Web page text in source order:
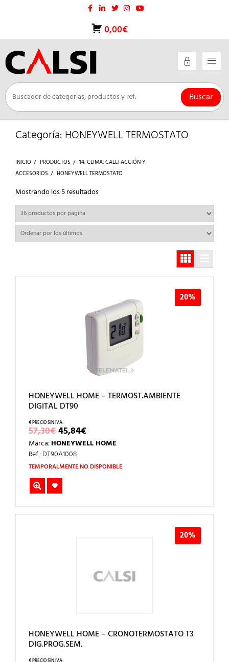
0,00€
Buscar
Categoría: HONEYWELL TERMOSTATO
INICIO PRODUCTOS
14. CLIMA, CALEFACCIÓN Y
ACCESORIOS
HONEYWELL TERMOSTATO
Mostrando los 5 resultadosOrdenado
por
últimos
20%
HONEYWELL HOME – TERMOST.AMBIENTE
DIGITAL DT90
57,30€EL
PRECIO
ORIGINAL
ERA:
57,30€.
45,84€EL
PRECIO
ACTUAL
45,84€.
Marca:HONEYWELL HOME
Ref.: DT90A1008
TEMPORALMENTE NO DISPONIBLE
20%
HONEYWELL HOME – CRONOTERMOSTATO T3
DIG.PROG.SEM.